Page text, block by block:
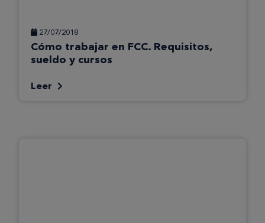
27/07/2018
Cómo trabajar en FCC. Requisitos,
sueldo y cursos
Leer